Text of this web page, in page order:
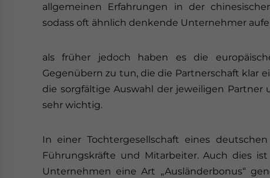
allgemeinen Erfahrungen in der
sodass oft ähnlich denkende Unternehmer
als früher jedoch haben es die
Gegenübern zu tun, die die Partnerschaft klar
die sorgfältige Auswahl der jeweiligen Partner
sehr wichtig.
In einer Tochtergesellschaft eines
Führungskräfte und Mitarbeiter. Auch dies
Unternehmen eine Art „Ausländerbonus“